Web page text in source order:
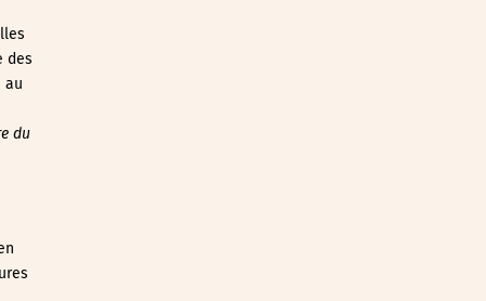
des
au
du